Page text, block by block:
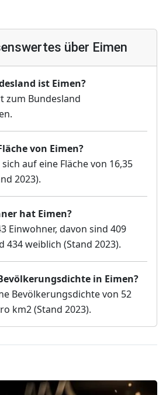
über Eimen
ist Eimen?
zum Bundesland
von Eimen?
auf eine Fläche von 16,35
2023).
hat Eimen?
Einwohner, davon sind 409
434 weiblich (Stand 2023).
in Eimen?
Bevölkerungsdichte von 52
km2 (Stand 2023).